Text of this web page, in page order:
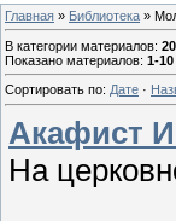
Главная » Библиотека »
В категории материалов: 20
Показано материалов: 1-10
Сортировать по: Дате ·
Акафист
На